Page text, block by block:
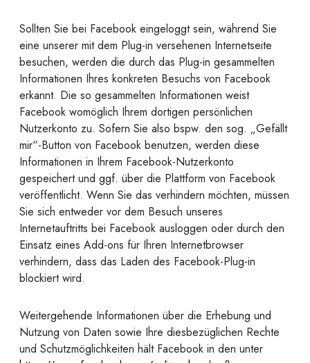
Sollten Sie bei Facebook eingeloggt sein, während Sie
eine unserer mit dem Plug-in versehenen Internetseite
besuchen, werden die durch das Plug-in gesammelten
Informationen Ihres konkreten Besuchs von Facebook
erkannt. Die so gesammelten Informationen weist
Facebook womöglich Ihrem dortigen persönlichen
Nutzerkonto zu. Sofern Sie also bspw. den sog. „Gefällt
mir“-Button von Facebook benutzen, werden diese
Informationen in Ihrem Facebook-Nutzerkonto
gespeichert und ggf. über die Plattform von Facebook
veröffentlicht. Wenn Sie das verhindern möchten, müssen
Sie sich entweder vor dem Besuch unseres
Internetauftritts bei Facebook ausloggen oder durch den
Einsatz eines Add-ons für Ihren Internetbrowser
verhindern, dass das Laden des Facebook-Plug-in
blockiert wird.
Weitergehende Informationen über die Erhebung und
Nutzung von Daten sowie Ihre diesbezüglichen Rechte
und Schutzmöglichkeiten hält Facebook in den unter